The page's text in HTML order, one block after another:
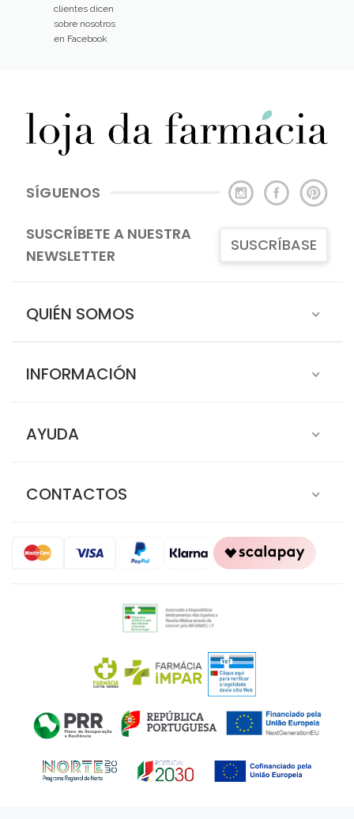
clientes dicen
sobre nosotros
en Facebook
SÍGUENOS
SUSCRÍBETE A NUESTRA
NEWSLETTER
SUSCRÍBASE
QUIÉN SOMOS
INFORMACIÓN
AYUDA
CONTACTOS